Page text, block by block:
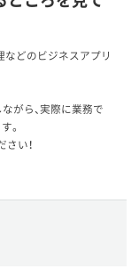
などのビジネスアプリ
がら、実際に業務で
。
い！